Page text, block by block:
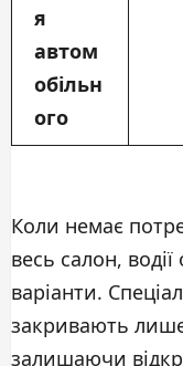
я
автом
обільн
ого
Коли немає
весь салон,
варіанти.
закривають
залишаючи